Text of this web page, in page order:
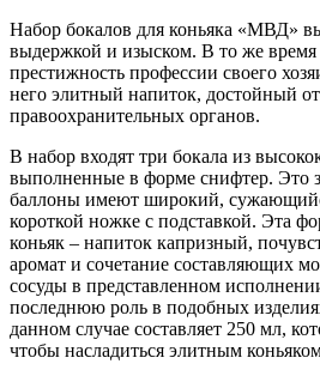
Набор бокалов для коньяка «МВД»
выдержкой и изыском. В то же время
престижность профессии своего
него элитный напиток, достойный
правоохранительных органов.
В набор входят три бокала из
выполненные в форме снифтер. Это
баллоны имеют широкий,
короткой ножке с подставкой. Эта
коньяк – напиток капризный,
аромат и сочетание составляющих
сосуды в представленном
последнюю роль в подобных
данном случае составляет 250 мл,
чтобы насладиться элитным